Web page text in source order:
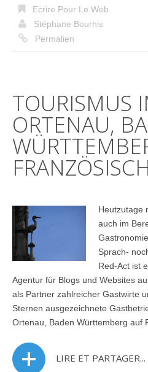
Ecrire Pour Le Web
Stéphane Bourhis
Permalien
TOURISMUS
ORTENAU,
FRANZÖSISCH
Heutzutage
auch im
Sprach-
Red-Act ist
Agentur für Blogs und Websites
als Partner zahlreicher Gastwirte
Sternen ausgezeichnete
Ortenau, Baden Württemberg auf
LIRE ET PARTAGER...